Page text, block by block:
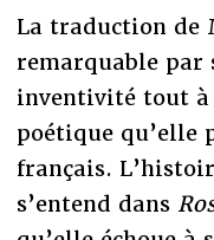
La traduction de
remarquable par
inventivité tout
poétique qu’elle
français.
s’entend dans